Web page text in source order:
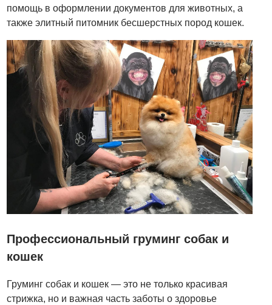
помощь в оформлении документов для животных, а
также элитный питомник бесшерстных пород кошек.
Профессиональный груминг собак и
кошек
Груминг собак и кошек — это не только красивая
стрижка, но и важная часть заботы о здоровье